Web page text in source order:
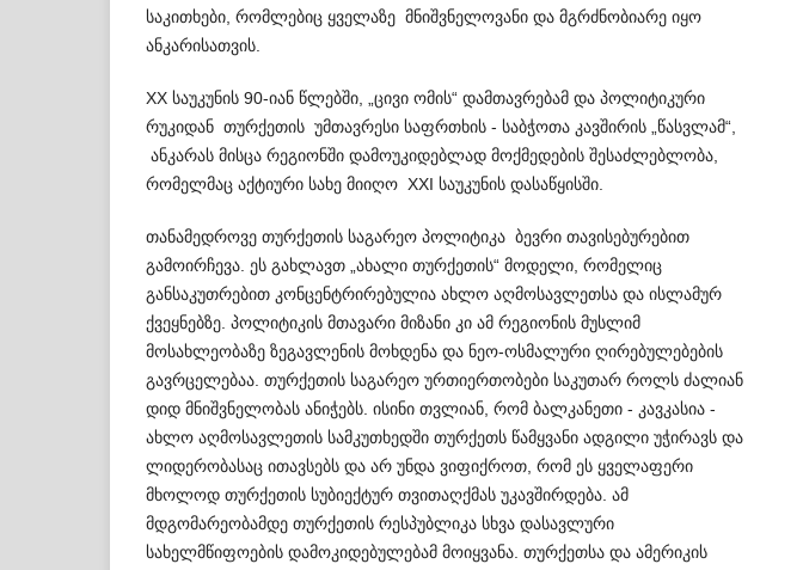
საკითხები, რომლ­ებიც ყველაზე მნიშვნელოვანი და მგრძნობიარე იყო
ანკა­რი­სათვის.
XX საუკუნის 90-იან წლებში, „ცივი ომის“ დამთავრებამ და პოლი­ტიკური
რუკიდან თურქეთის უმ­თა­ვრესი საფრთხის - საბჭოთა კავშირის „წას­ვლამ“,
ანკარას მისცა რეგი­ონში და­მო­უკიდებლად მოქმედების შესაძლ­ებლობა,
რომელმაც აქტიური სახე მიიღო XXI საუკუნის დასაწ­ყისში.
თანამედროვე თურქეთის საგარეო პოლიტიკა ბევრი თავისე­ბურებით
გამოი­რჩევა. ეს გახლავთ „ახალი თურქეთის“ მოდელი, რომელიც
განსაკუთრებით კონცენტრი­რებულია ახლო აღმოსა­ვლე­თსა და ისლამურ
ქვეყნებზე. პოლიტიკის მთავარი მიზანი კი ამ რეგიონის მუსლიმ
მოსახლეობაზე ზეგავლენის მოხდენა და ნეო-ოსმალური ღირებულებების
გავრცელებაა. თურქეთის საგა­რეო ურთიერ­თობები საკუთარ როლს ძალიან
დიდ მნიშვნ­ელობას ანიჭებს. ისინი თვლიან, რომ ბალკანეთი - კავკასია -
ახლო აღმოსავლეთის სამკუთხედში თურქეთს წამყვანი ადგი­ლი უჭირავს და
ლიდერობასაც ითავსებს და არ უნდა ვიფიქროთ, რომ ეს ყველაფერი
მხოლოდ თურქეთის სუბიექტურ თვითა­ღქმას უკავშირდება. ამ
მდგომარეობამდე თურქეთის რესპუბ­ლიკა სხვა დასავლური
სახელმწიფოების დამოკიდებულებამ მოიყვანა. თურ­ქე­თსა და ამერიკის